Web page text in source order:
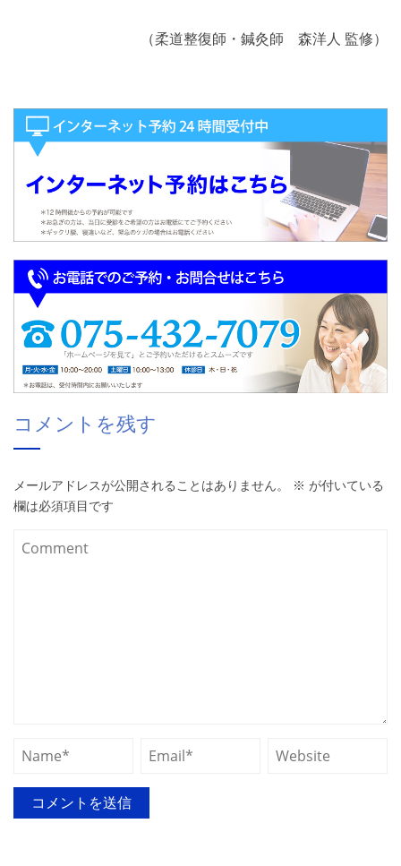
（柔道整復師・鍼灸師 森洋人 監修）
コメントを残す
メールアドレスが公開されることはありません。 ※ が付いている
欄は必須項目です